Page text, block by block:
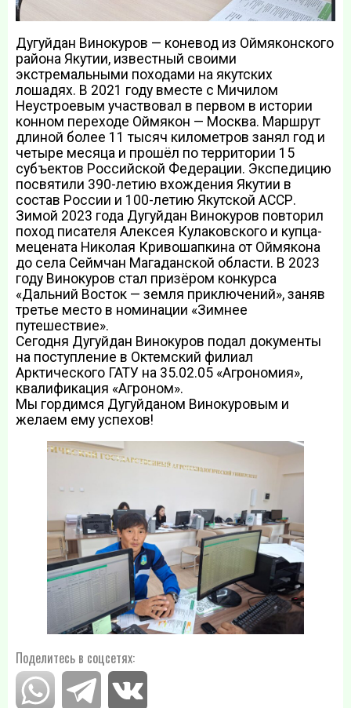
Дугуйдан Винокуров — коневод из Оймяконского
района Якутии, известный своими
экстремальными походами на якутских
лошадях. В 2021 году вместе с Мичилом
Неустроевым участвовал в первом в истории
конном переходе Оймякон — Москва. Маршрут
длиной более 11 тысяч километров занял год и
четыре месяца и прошёл по территории 15
субъектов Российской Федерации. Экспедицию
посвятили 390-летию вхождения Якутии в
состав России и 100-летию Якутской АССР.
Зимой 2023 года Дугуйдан Винокуров повторил
поход писателя Алексея Кулаковского и купца-
мецената Николая Кривошапкина от Оймякона
до села Сеймчан Магаданской области. В 2023
году Винокуров стал призёром конкурса
«Дальний Восток — земля приключений», заняв
третье место в номинации «Зимнее
путешествие».
Сегодня Дугуйдан Винокуров подал документы
на поступление в Октемский филиал
Арктического ГАТУ на 35.02.05 «Агрономия»,
квалификация «Агроном».
Мы гордимся Дугуйданом Винокуровым и
желаем ему успехов!
Поделитесь в соцсетях: